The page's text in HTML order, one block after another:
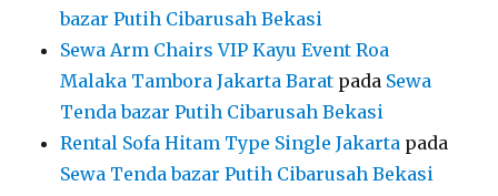
bazar Putih Cibarusah Bekasi
Sewa Arm Chairs VIP Kayu Event Roa
Malaka Tambora Jakarta Barat pada Sewa
Tenda bazar Putih Cibarusah Bekasi
Rental Sofa Hitam Type Single Jakarta pada
Sewa Tenda bazar Putih Cibarusah Bekasi